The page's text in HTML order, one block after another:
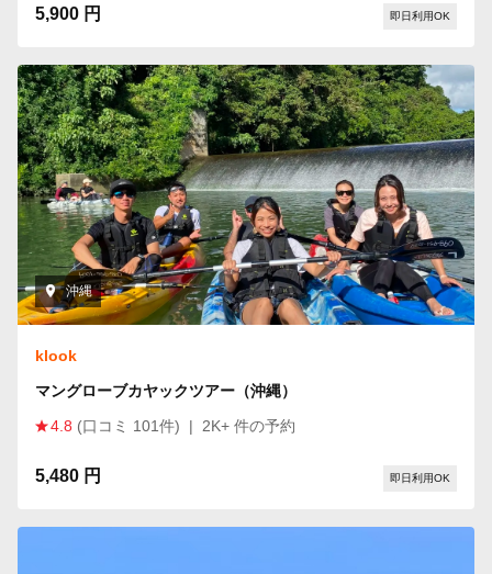
5,900 円 即日利用OK
沖縄
klook
マングローブカヤックツアー（沖縄）
4.8 (口コミ 101件) | 2K+ 件の予約
5,480 円 即日利用OK